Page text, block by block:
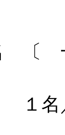
〔
１